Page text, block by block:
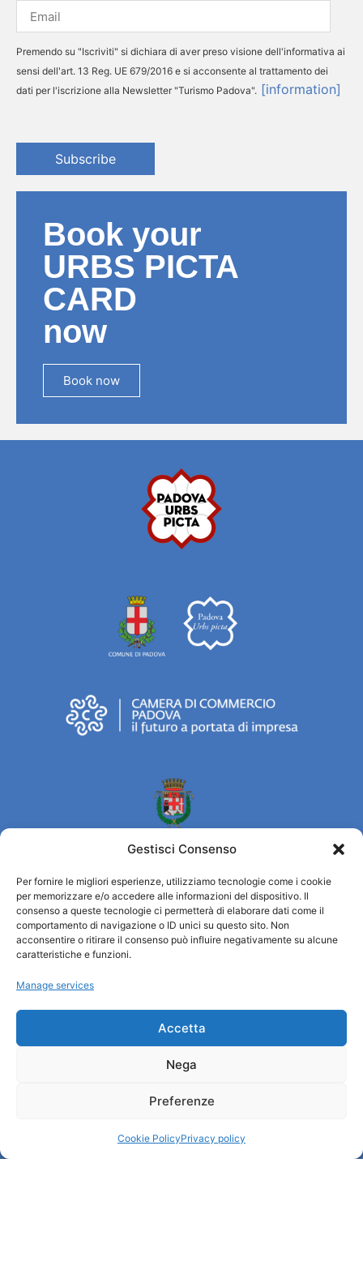
Gestisci Consenso
Per fornire le migliori esperienze, utilizziamo tecnologie come i cookie
per memorizzare e/o accedere alle informazioni del dispositivo. Il
consenso a queste tecnologie ci permetterà di elaborare dati come il
comportamento di navigazione o ID unici su questo sito. Non
acconsentire o ritirare il consenso può influire negativamente su alcune
caratteristiche e funzioni.
Manage services
Accetta
Nega
Preferenze
Cookie PolicyPrivacy policy
Premendo su "Iscriviti" si dichiara di aver preso visione dell'informativa ai
sensi dell'art. 13 Reg. UE 679/2016 e si acconsente al trattamento dei
dati per l'iscrizione alla Newsletter "Turismo Padova". [information]
Subscribe
Book your
URBS PICTA
CARD
now
Book now
Turismo Padova
Who we are
Privacy policy